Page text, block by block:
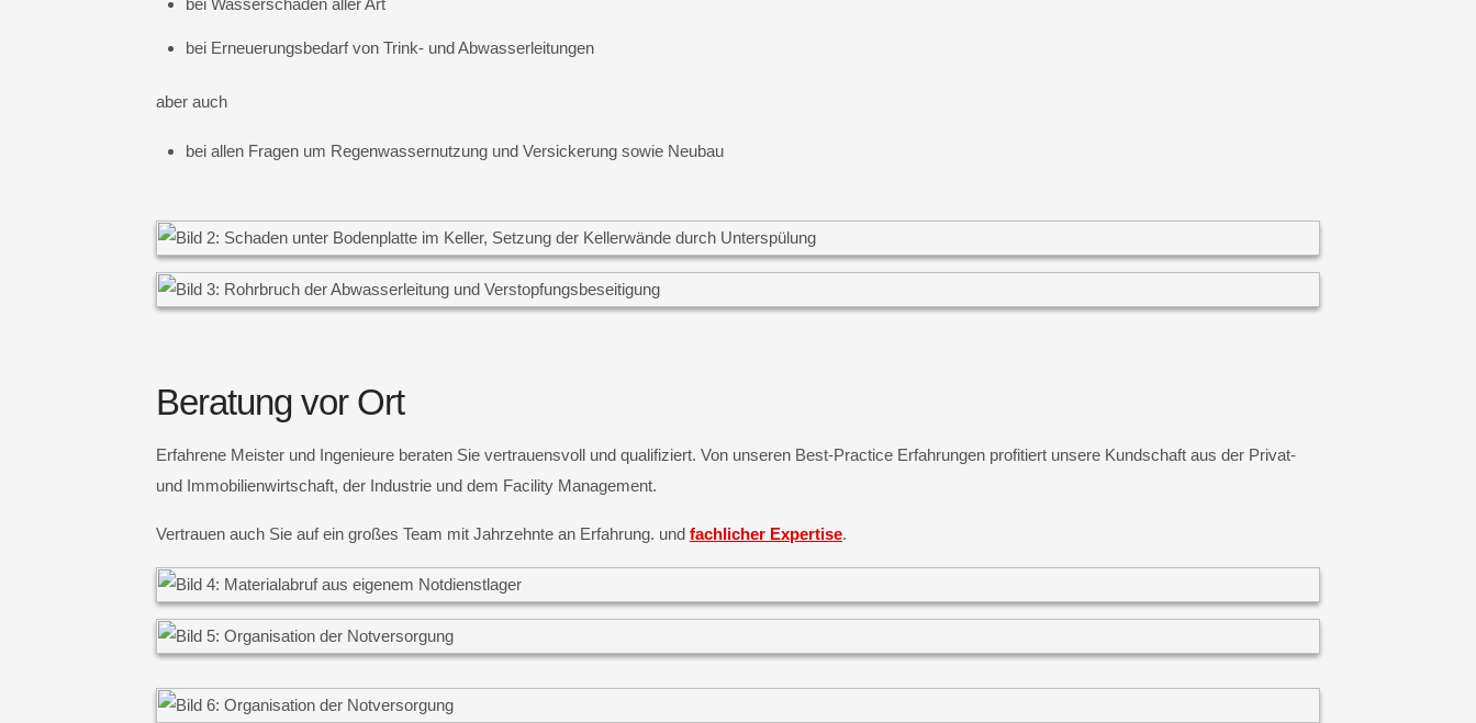
bei Wasserschäden aller Art
bei Erneuerungsbedarf von Trink- und Abwasserleitungen
aber auch
bei allen Fragen um Regenwassernutzung und Versickerung sowie Neubau
Beratung vor Ort
Erfahrene Meister und Ingenieure beraten Sie vertrauensvoll und qualifiziert. Von unseren Best-Practice Erfahrungen profitiert unsere Kundschaft aus der Privat-
und Immobilienwirtschaft, der Industrie und dem Facility Management.
Vertrauen auch Sie auf ein großes Team mit Jahrzehnte an Erfahrung. und fachlicher Expertise.